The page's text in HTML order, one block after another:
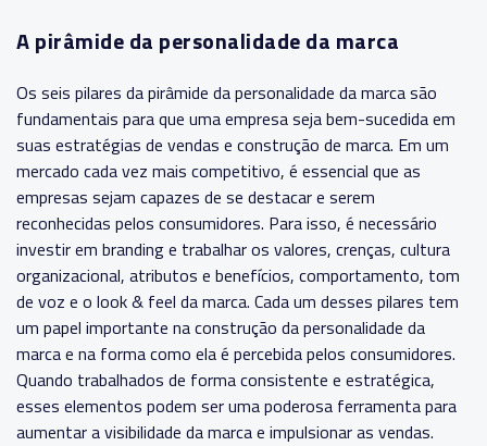
A pirâmide da personalidade da marca
Os seis pilares da pirâmide da personalidade da marca são
fundamentais para que uma empresa seja bem-sucedida em
suas estratégias de vendas e construção de marca. Em um
mercado cada vez mais competitivo, é essencial que as
empresas sejam capazes de se destacar e serem
reconhecidas pelos consumidores. Para isso, é necessário
investir em branding e trabalhar os valores, crenças, cultura
organizacional, atributos e benefícios, comportamento, tom
de voz e o look & feel da marca. Cada um desses pilares tem
um papel importante na construção da personalidade da
marca e na forma como ela é percebida pelos consumidores.
Quando trabalhados de forma consistente e estratégica,
esses elementos podem ser uma poderosa ferramenta para
aumentar a visibilidade da marca e impulsionar as vendas.